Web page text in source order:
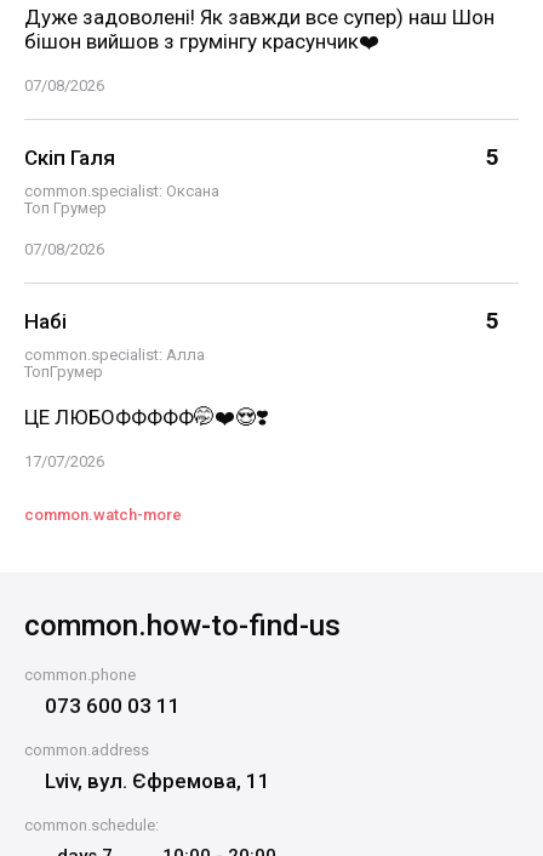
Дуже задоволені! Як завжди все супер) наш Шон
бішон вийшов з грумінгу красунчик❤️
07/08/2026
Скіп Галя 5
common.specialist: Оксана
Топ Грумер
07/08/2026
Набі 5
common.specialist: Алла
ТопГрумер
ЦЕ ЛЮБОФФФФФ🤭❤️😍❣️
17/07/2026
common.watch-more
common.phone
073 600 03 11
common.address
Lviv, вул. Єфремова, 11
common.schedule:
common.how-to-find-us